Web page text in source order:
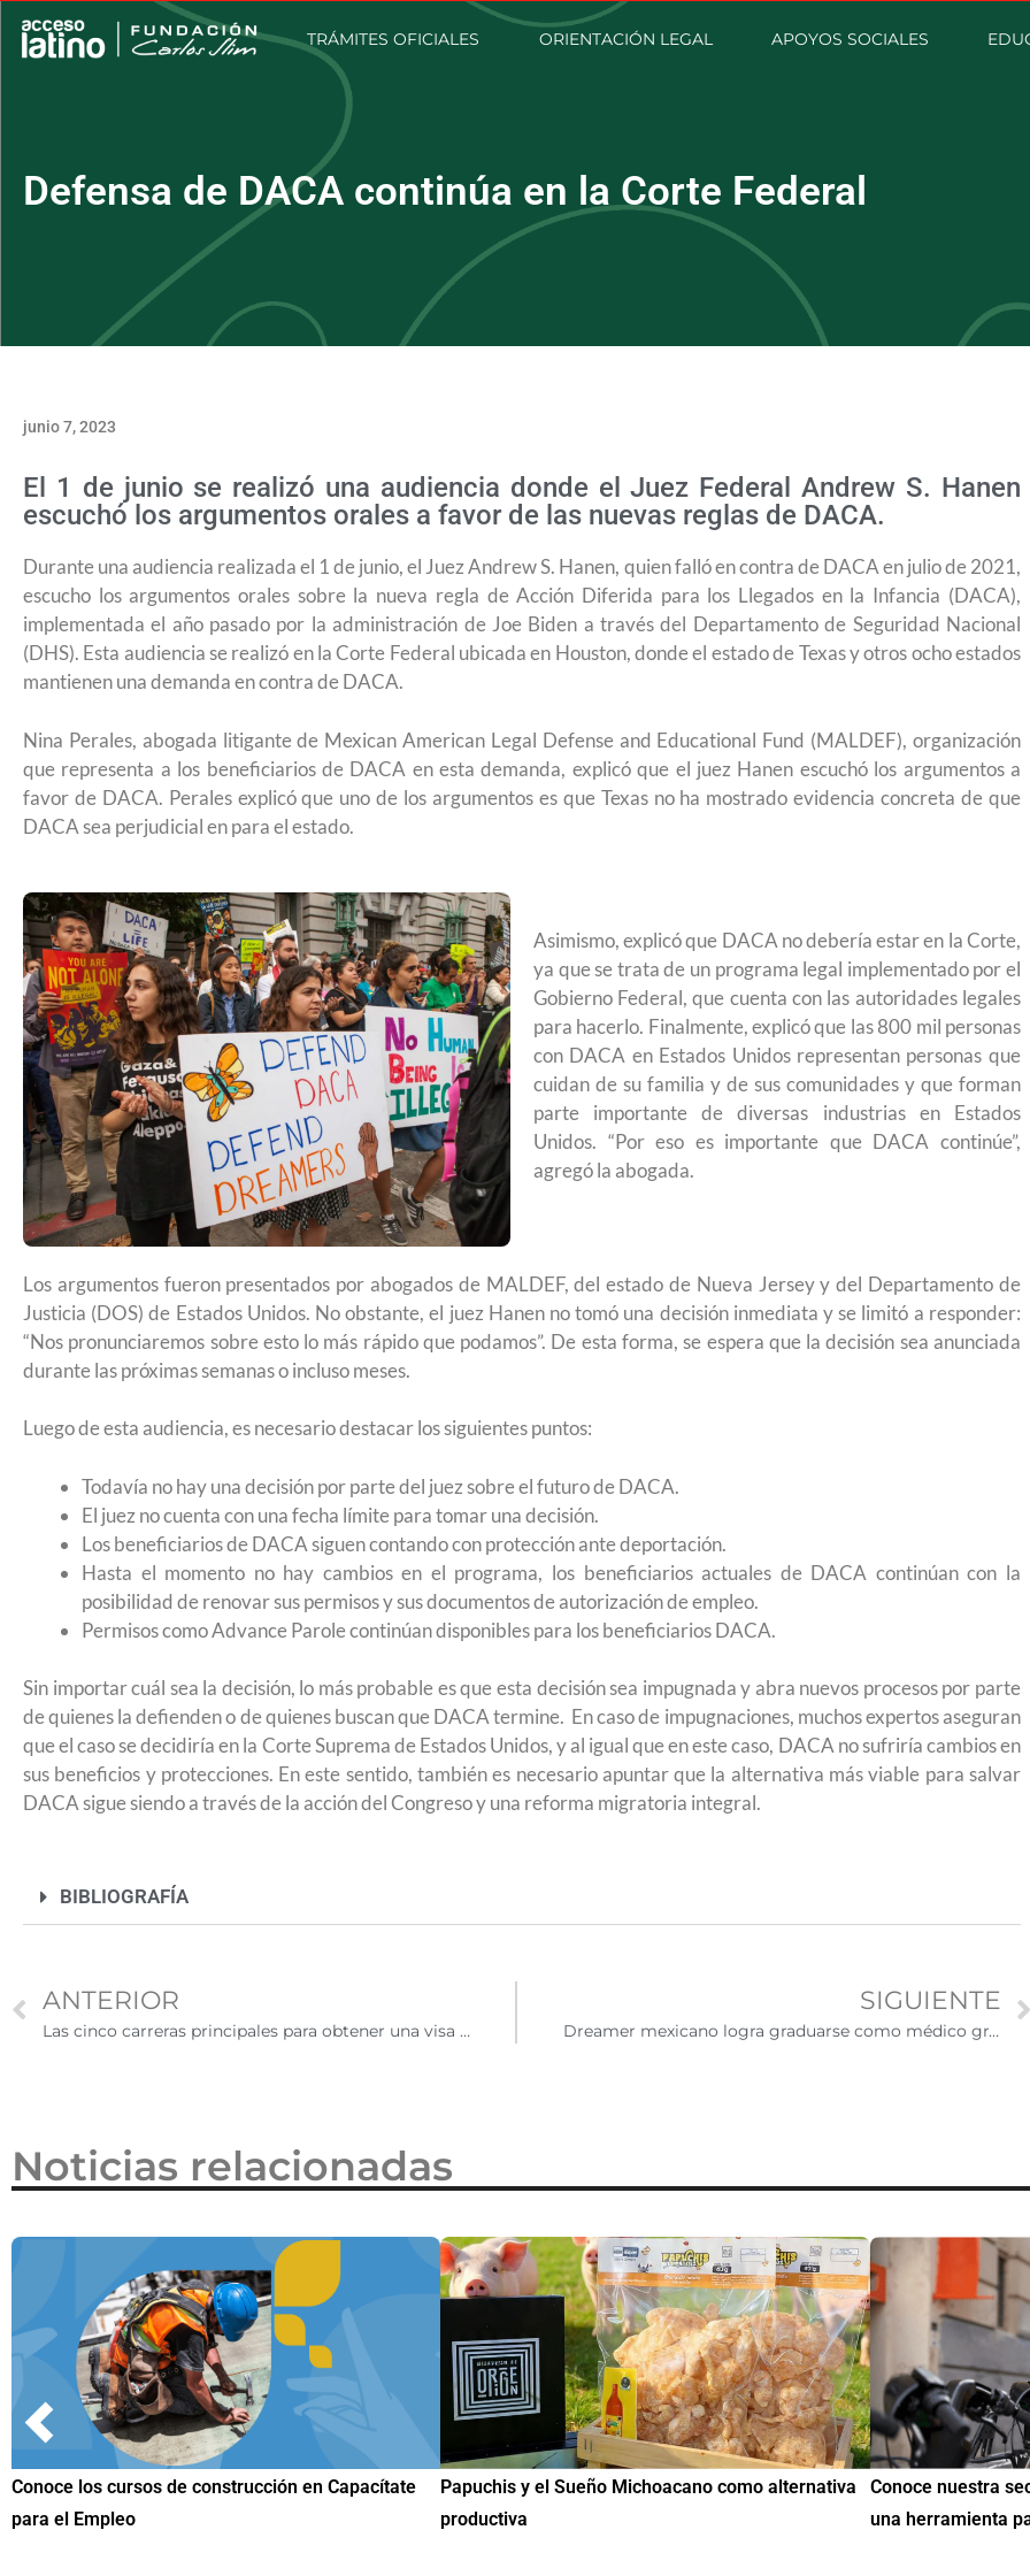
TRÁMITES OFICIALES ORIENTACIÓN LEGAL APOYOS SOCIALES
Defensa de DACA continúa en la Corte Federal
junio 7, 2023
El 1 de junio se realizó una audiencia donde el Juez Federal Andrew S. Hanen
escuchó los argumentos orales a favor de las nuevas reglas de DACA.
Durante una audiencia realizada el 1 de junio, el Juez Andrew S. Hanen, quien falló en contra de DACA en julio de 2021,
escucho los argumentos orales sobre la nueva regla de Acción Diferida para los Llegados en la Infancia (DACA),
implementada el año pasado por la administración de Joe Biden a través del Departamento de Seguridad Nacional
(DHS). Esta audiencia se realizó en la Corte Federal ubicada en Houston, donde el estado de Texas y otros ocho estados
mantienen una demanda en contra de DACA.
Nina Perales, abogada litigante de Mexican American Legal Defense and Educational Fund (MALDEF), organización
que representa a los beneficiarios de DACA en esta demanda, explicó que el juez Hanen escuchó los argumentos a
favor de DACA. Perales explicó que uno de los argumentos es que Texas no ha mostrado evidencia concreta de que
DACA sea perjudicial en para el estado.
Asimismo, explicó que DACA no debería estar en la Corte,
ya que se trata de un programa legal implementado por el
Gobierno Federal, que cuenta con las autoridades legales
para hacerlo. Finalmente, explicó que las 800 mil personas
con DACA en Estados Unidos representan personas que
cuidan de su familia y de sus comunidades y que forman
parte importante de diversas industrias en Estados
Unidos. “Por eso es importante que DACA continúe”,
agregó la abogada.
Los argumentos fueron presentados por abogados de MALDEF, del estado de Nueva Jersey y del Departamento de
Justicia (DOS) de Estados Unidos. No obstante, el juez Hanen no tomó una decisión inmediata y se limitó a responder:
“Nos pronunciaremos sobre esto lo más rápido que podamos”. De esta forma, se espera que la decisión sea anunciada
durante las próximas semanas o incluso meses.
Luego de esta audiencia, es necesario destacar los siguientes puntos:
Todavía no hay una decisión por parte del juez sobre el futuro de DACA.
El juez no cuenta con una fecha límite para tomar una decisión.
Los beneficiarios de DACA siguen contando con protección ante deportación.
Hasta el momento no hay cambios en el programa, los beneficiarios actuales de DACA continúan con la
posibilidad de renovar sus permisos y sus documentos de autorización de empleo.
Permisos como Advance Parole continúan disponibles para los beneficiarios DACA.
Sin importar cuál sea la decisión, lo más probable es que esta decisión sea impugnada y abra nuevos procesos por parte
de quienes la defienden o de quienes buscan que DACA termine. En caso de impugnaciones, muchos expertos aseguran
que el caso se decidiría en la Corte Suprema de Estados Unidos, y al igual que en este caso, DACA no sufriría cambios en
sus beneficios y protecciones. En este sentido, también es necesario apuntar que la alternativa más viable para salvar
DACA sigue siendo a través de la acción del Congreso y una reforma migratoria integral.
BIBLIOGRAFÍA
ANTERIOR
Las cinco carreras principales para obtener una visa H-1B
SIGUIENTE
Dreamer mexicano logra graduarse como médico gracias a los beneficios de DACA
USCIS anuncia cambio de regla que le permite
remitir casos de asilo a jueces de inmigración sin
entrevistar al solicitante
Conoce los cursos de construcción en Capacítate
para el Empleo
UNAM San Antonio abre cursos de preparación
para la ciudadanía estadounidense en primavera
2026
para el examen de naturalización en EUA
Noticias relacionadas
Papuchis y el Sueño Michoacano como alternativa
productiva
Conoce nuestra sección de Educación y Empleo:
una herramienta para encontrar oportunidades
IMME realiza la 2ª
de Educación